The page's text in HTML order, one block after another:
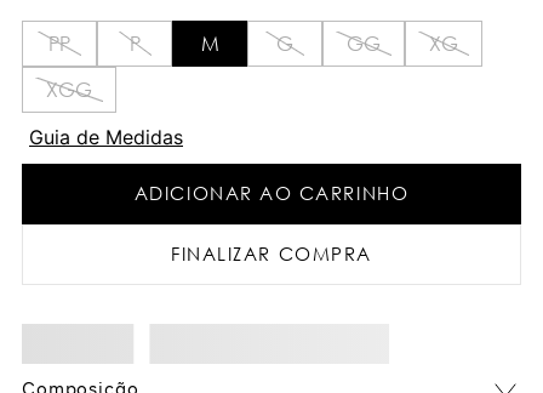
PP P M G GG
XG
XGG
Guia de Medidas
ADICIONAR AO CARRINHO
FINALIZAR COMPRA